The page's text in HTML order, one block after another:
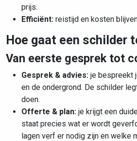
prijs.
Efficiënt: reistijd en kosten
Hoe gaat een schilder
Van eerste gesprek tot
Gesprek & advies: je bespreekt
en de ondergrond. De schilder
doen.
Offerte & plan: je krijgt een
staat precies wat er wordt
lagen verf er nodig zijn en welke